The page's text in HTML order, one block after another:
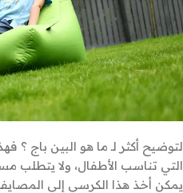
لتوضيح أكثر لـ ما هو البين باج ؟
التي تناسب الأطفال، ولا يتطلب
يمكن أخذ هذا الكرسي إلى المصايف